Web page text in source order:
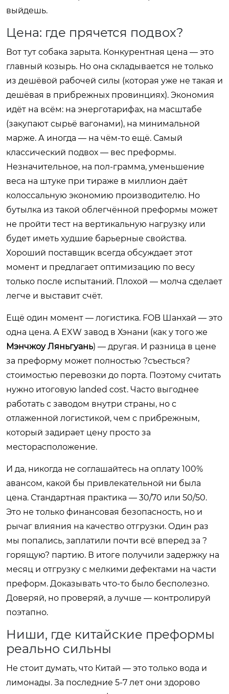
выйдешь.
Цена: где прячется подвох?
Вот тут собака зарыта. Конкурентная цена — это
главный козырь. Но она складывается не только
из дешёвой рабочей силы (которая уже не такая и
дешёвая в прибрежных провинциях). Экономия
идёт на всём: на энерготарифах, на масштабе
(закупают сырьё вагонами), на минимальной
марже. А иногда — на чём-то ещё. Самый
классический подвох — вес преформы.
Незначительное, на пол-грамма, уменьшение
веса на штуке при тираже в миллион даёт
колоссальную экономию производителю. Но
бутылка из такой облегчённой преформы может
не пройти тест на вертикальную нагрузку или
будет иметь худшие барьерные свойства.
Хороший поставщик всегда обсуждает этот
момент и предлагает оптимизацию по весу
только после испытаний. Плохой — молча сделает
легче и выставит счёт.
Ещё один момент — логистика. FOB Шанхай — это
одна цена. А EXW завод в Хэнани (как у того же
Мэнчжоу Ляньгуань) — другая. И разница в цене
за преформу может полностью ?съесться?
стоимостью перевозки до порта. Поэтому считать
нужно итоговую landed cost. Часто выгоднее
работать с заводом внутри страны, но с
отлаженной логистикой, чем с прибрежным,
который задирает цену просто за
месторасположение.
И да, никогда не соглашайтесь на оплату 100%
авансом, какой бы привлекательной ни была
цена. Стандартная практика — 30/70 или 50/50.
Это не только финансовая безопасность, но и
рычаг влияния на качество отгрузки. Один раз
мы попались, заплатили почти всё вперед за ?
горящую? партию. В итоге получили задержку на
месяц и отгрузку с мелкими дефектами на части
преформ. Доказывать что-то было бесполезно.
Доверяй, но проверяй, а лучше — контролируй
поэтапно.
Ниши, где китайские преформы
реально сильны
Не стоит думать, что Китай — это только вода и
лимонады. За последние 5-7 лет они здорово